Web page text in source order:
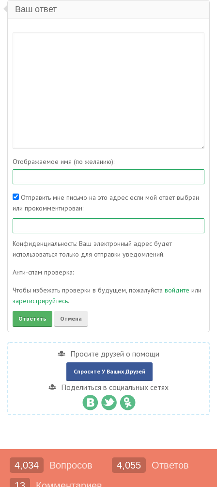
Ваш ответ
Отображаемое имя (по желанию):
Отправить мне письмо на это адрес если мой ответ выбран
или прокомментирован:
Конфиденциальность: Ваш электронный адрес будет
использоваться только для отправки уведомлений.
Анти-спам проверка:
Чтобы избежать проверки в будущем, пожалуйста войдите или
зарегистрируйтесь.
Просите друзей о помощи
Спросите У Ваших Друзей
Поделиться в социальных сетях
4,034 Вопросов 4,055
Ответов